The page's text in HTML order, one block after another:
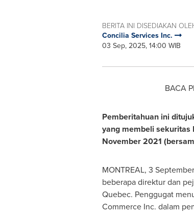
BERITA INI DISEDIAKAN
Concilia Services Inc.
03 Sep, 2025, 14:00 WIB
BACA
Pemberitahuan ini
yang membeli sekuritas
November 2021
MONTREAL, 3
beberapa direktur dan
Quebec. Penggugat
Commerce Inc. dalam